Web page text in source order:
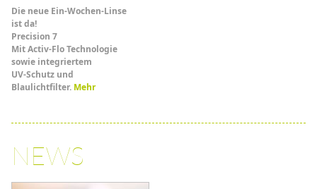
Die neue Ein-Wochen-Linse
ist da!
Precision 7
Mit Activ-Flo Technologie
sowie integriertem
UV-Schutz und
Blaulichtfilter. Mehr
NEWS